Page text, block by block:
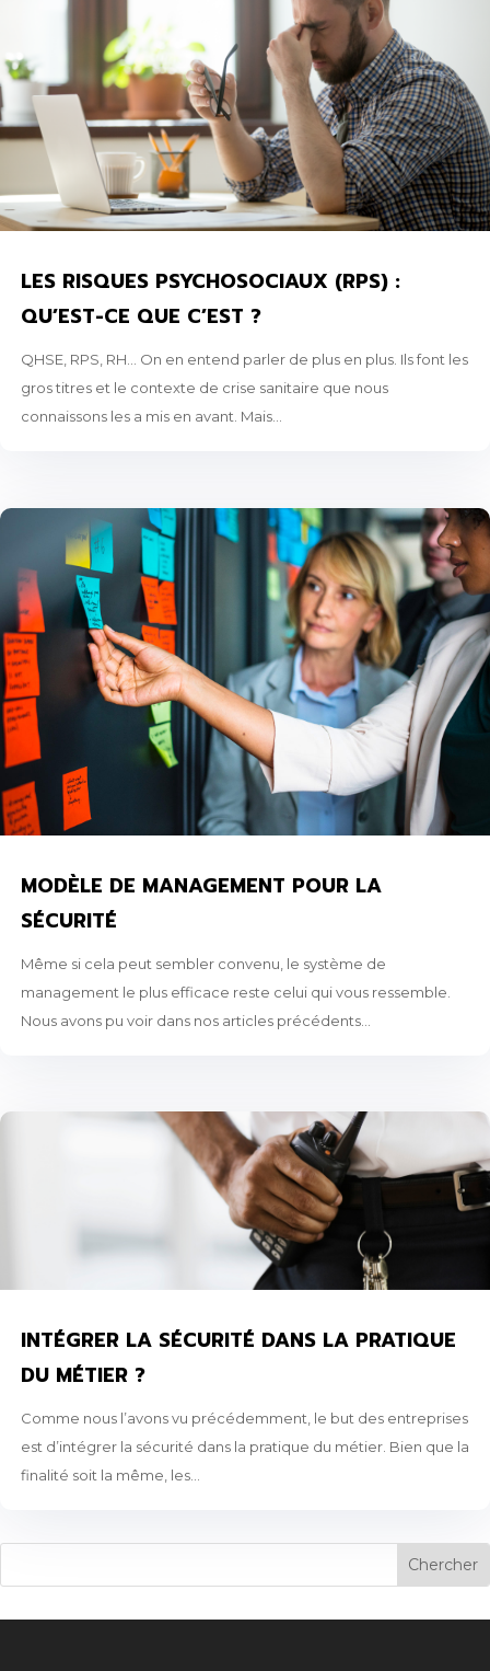
LES RISQUES PSYCHOSOCIAUX (RPS) :
QU’EST-CE QUE C’EST ?
QHSE, RPS, RH... On en entend parler de plus en plus. Ils font les
gros titres et le contexte de crise sanitaire que nous
connaissons les a mis en avant. Mais...
MODÈLE DE MANAGEMENT POUR LA
SÉCURITÉ
Même si cela peut sembler convenu, le système de
management le plus efficace reste celui qui vous ressemble.
Nous avons pu voir dans nos articles précédents...
INTÉGRER LA SÉCURITÉ DANS LA PRATIQUE
DU MÉTIER ?
Comme nous l’avons vu précédemment, le but des entreprises
est d’intégrer la sécurité dans la pratique du métier. Bien que la
finalité soit la même, les...